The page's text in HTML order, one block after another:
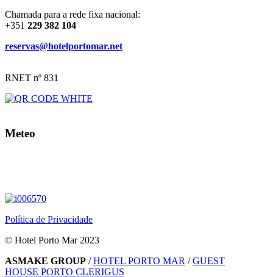
Chamada para a rede fixa nacional:
+351 229 382 104
reservas@hotelportomar.net
RNET nº 831
Meteo
Política de Privacidade
© Hotel Porto Mar 2023
ASMAKE GROUP /HOTEL PORTO MAR /GUEST
HOUSE PORTO CLERIGUS